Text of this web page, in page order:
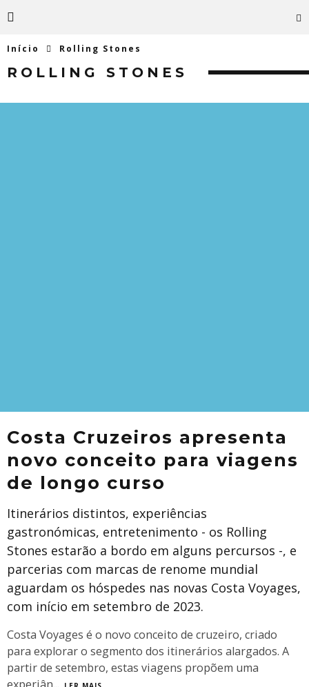
Início Rolling Stones
ROLLING STONES
Costa Cruzeiros apresenta
novo conceito para viagens
de longo curso
Itinerários distintos, experiências
gastronómicas, entretenimento - os Rolling
Stones estarão a bordo em alguns percursos -, e
parcerias com marcas de renome mundial
aguardam os hóspedes nas novas Costa Voyages,
com início em setembro de 2023.
Costa Voyages é o novo conceito de cruzeiro, criado
para explorar o segmento dos itinerários alargados. A
partir de setembro, estas viagens propõem uma